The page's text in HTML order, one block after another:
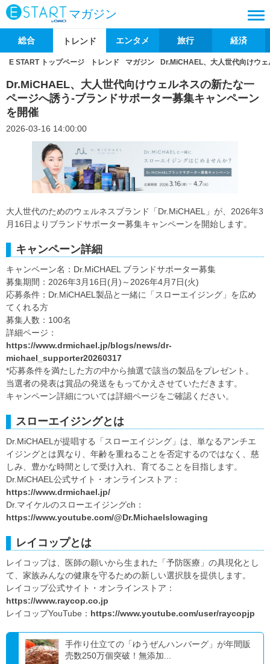
マガジン
総合 トレンド エンタメ 旅行 経済
E START トップページ トレンド マガジン Dr.MiCHAEL、大人世代向けウ
Dr.MiCHAEL、大人世代向けウェルネスの新たな一
ページへ誘う-ブランドサポーター募集キャンペーン
を開催
2026-03-16 14:00:00
大人世代のためのウェルネスブランド「Dr.MiCHAEL」が、2026年3
月16日よりブランドサポーター募集キャンペーンを開始します。
キャンペーン詳細
キャンペーン名：Dr.MiCHAEL ブランドサポーター募集
募集期間：2026年3月16日(月)～2026年4月7日(火)
応募条件：Dr.MiCHAEL製品と一緒に「スローエイジング」を広め
てくれる方
募集人数：100名
詳細ページ：
https://www.drmichael.jp/blogs/news/dr-
michael_supporter20260317
*応募条件を満たした方の中から抽選で該当の製品をプレゼント。
当選者の発表は賞品の発送をもってかえさせていただきます。
キャンペーン詳細については詳細ページをご確認ください。
スローエイジングとは
Dr.MiCHAELが提唱する「スローエイジング」は、単なるアンチエ
イジングとは異なり、年齢を重ねることを否定するのではなく、慈
しみ、豊かな時間として受け入れ、育てることを目指します。
Dr.MiCHAEL公式サイト・オンラインストア：
https://www.drmichael.jp/
Dr.マイケルのスローエイジングch：
https://www.youtube.com/@Dr.Michaelslowaging
レイコップとは
レイコップは、医師の願いから生まれた「予防医療」の具現化とし
て、家族みんなの健康を守るための新しい選択肢を提供します。
レイコップ公式サイト・オンラインストア：
https://www.raycop.co.jp
レイコップYouTube： https://www.youtube.com/user/raycopjp
手作り仕立ての「ゆうぜんハンバーグ」が年間販
売数250万個突破！無添加...